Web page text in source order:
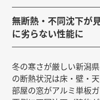
無断熱・不同沈下が
に劣らない性能に
冬の寒さが厳しい新潟
の断熱状況は床・壁・
部屋の窓がアルミ単板